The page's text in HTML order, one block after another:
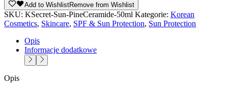
Add to WishlistRemove from Wishlist
SKU: KSecret‑Sun‑PineCeramide‑50ml Kategorie: Korean
Cosmetics, Skincare, SPF & Sun Protection, Sun Protection
Opis
Informacje dodatkowe
Opis